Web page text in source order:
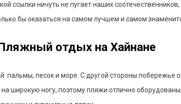
ссылки ничуть не пугает наших
бы оказаться на самом лучшем и самом
отдых на Хайнане
пальмы, песок и море. С другой стороны
широкую ногу, поэтому пляжи отлично